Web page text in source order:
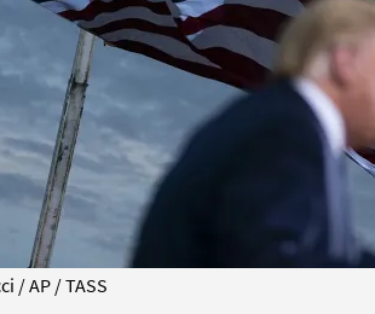
/ AP / TASS